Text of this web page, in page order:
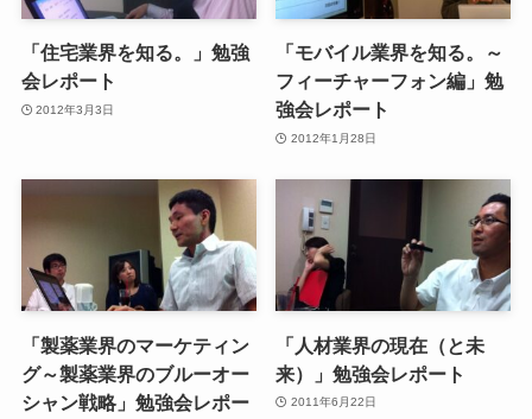
「住宅業界を知る。」勉強
会レポート
2012年3月3日
「モバイル業界を知る。～
フィーチャーフォン編」勉
強会レポート
2012年1月28日
「製薬業界のマーケティン
グ～製薬業界のブルーオー
シャン戦略」勉強会レポー
「人材業界の現在（と未
来）」勉強会レポート
2011年6月22日